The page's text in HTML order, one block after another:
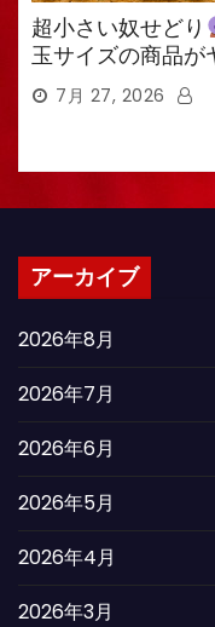
超小さい奴せどり
玉サイズの商品が
7月 27, 2026
アーカイブ
2026年8月
2026年7月
2026年6月
2026年5月
2026年4月
2026年3月